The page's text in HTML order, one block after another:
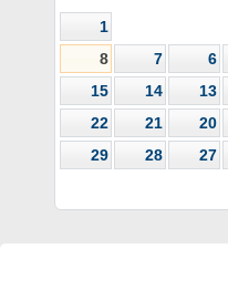
1
6
7
8
13
14
15
20
21
22
27
28
29